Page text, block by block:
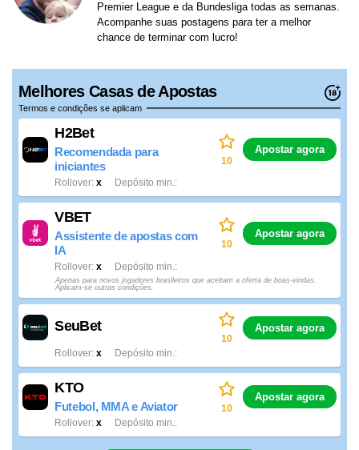
Premier League e da Bundesliga todas as semanas.
Acompanhe suas postagens para ter a melhor
chance de terminar com lucro!
Melhores Casas de Apostas
Termos e condições se aplicam
H2Bet
Recomendada para
iniciantes
x
Rollover Depósito min.
10
Apostar agora
VBET
Assistente de apostas com
IA
x
Rollover Depósito min.
10
Apostar agora
Apenas para novos jogadores brasileiros que aceitam a oferta de boas-vindas.
Aplicam-se outras condições.
SeuBet
x
Rollover Depósito min.
10
Apostar agora
KTO
Futebol, MMA e Aviator
x
Rollover Depósito min.
10
Apostar agora